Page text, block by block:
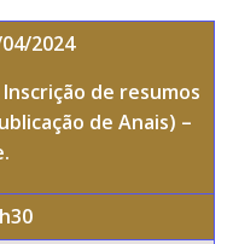
2024
de resumos
de Anais) –